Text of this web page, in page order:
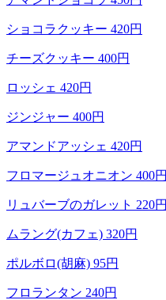
ショコラクッキー 420円
チーズクッキー 400円
ロッシェ 420円
ジンジャー 400円
アマンドアッシェ 420円
フロマージュオニオン 400円
リュバーブのガレット 220円
ムラング(カフェ) 320円
ポルボロ(胡麻) 95円
フロランタン 240円